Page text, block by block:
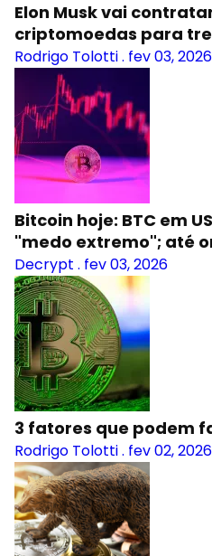
Elon Musk vai
criptomoedas para
Rodrigo Tolotti. fev 03, 2026
Bitcoin hoje: BTC em
"medo extremo"; até
Decrypt . fev 03, 2026
3 fatores que podem
Rodrigo Tolotti. fev 02, 2026